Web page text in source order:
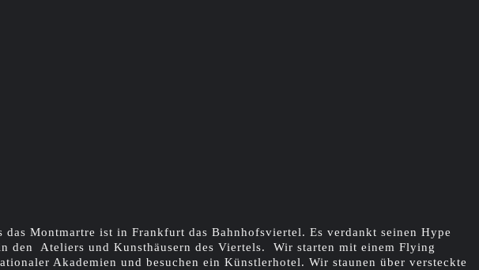
Montmartre ist in Frankfurt das Bahnhofsviertel. Es verdankt seinen Hype
den Ateliers und Kunsthäusern des Viertels. Wir starten mit einem Flying
Akademien und besuchen ein Künstlerhotel. Wir staunen über versteckte